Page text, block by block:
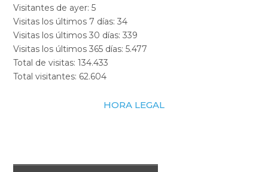
Visitantes de ayer:5
Visitas los últimos 7 días:34
Visitas los últimos 30 días:339
Visitas los últimos 365 días:5.477
Total de visitas:134.433
Total visitantes: 62.604
HORA LEGAL